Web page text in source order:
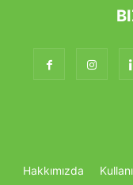
Hakkımızda